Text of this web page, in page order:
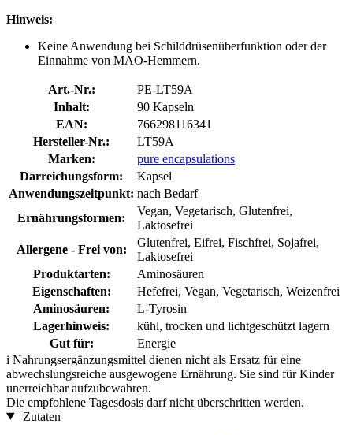
Hinweis:
Keine Anwendung bei Schilddrüsenüberfunktion oder der
Einnahme von MAO-Hemmern.
Art.-Nr.:
PE-LT59A
Inhalt:
90 Kapseln
EAN:
766298116341
Hersteller-Nr.:
LT59A
Marken:
pure encapsulations
Darreichungsform:
Kapsel
Anwendungszeitpunkt: nach Bedarf
Ernährungsformen:
Vegan, Vegetarisch, Glutenfrei,
Laktosefrei
Allergene - Frei von:
Glutenfrei, Eifrei, Fischfrei, Sojafrei,
Laktosefrei
Produktarten:
Aminosäuren
Eigenschaften:
Hefefrei, Vegan, Vegetarisch, Weizenfrei
Aminosäuren:
L-Tyrosin
Lagerhinweis:
kühl, trocken und lichtgeschützt lagern
Gut für:
Energie
i Nahrungsergänzungsmittel dienen nicht als Ersatz für eine
abwechslungsreiche ausgewogene Ernährung. Sie sind für Kinder
unerreichbar aufzubewahren.
Die empfohlene Tagesdosis darf nicht überschritten werden.
Zutaten